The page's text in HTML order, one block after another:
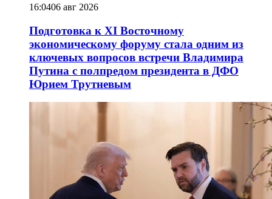
16:0406 авг 2026
Подготовка к XI Восточному
экономическому форуму стала одним из
ключевых вопросов встречи Владимира
Путина с полпредом президента в ДФО
Юрием Трутневым